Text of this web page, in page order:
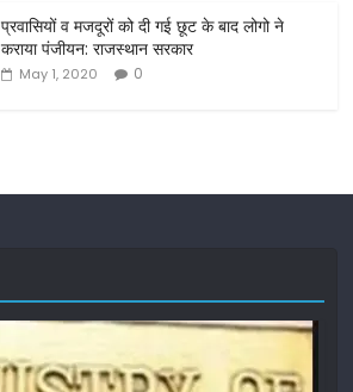
प्रवासियों व मजदूरों को दी गई छूट के बाद लोगो ने
कराया पंजीयन: राजस्थान सरकार
May 1, 2020 0